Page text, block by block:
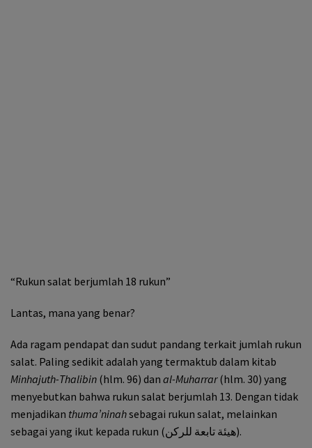
“Rukun salat berjumlah 18 rukun”
Lantas, mana yang benar?
Ada ragam pendapat dan sudut pandang terkait jumlah rukun
salat. Paling sedikit adalah yang termaktub dalam kitab
Minhajuth-Thalibin (hlm. 96) dan al-Muharrar(hlm. 30) yang
menyebutkan bahwa rukun salat berjumlah 13. Dengan tidak
menjadikan thuma’ninahsebagai rukun salat, melainkan
sebagai yang ikut kepada rukun (هيئة تابعة للركن).